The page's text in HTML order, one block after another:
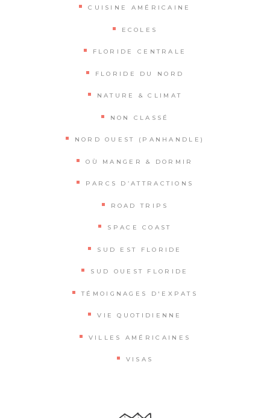
CUISINE AMÉRICAINE
ECOLES
FLORIDE CENTRALE
FLORIDE DU NORD
NATURE & CLIMAT
NON CLASSÉ
NORD OUEST (PANHANDLE)
OÙ MANGER & DORMIR
PARCS D’ATTRACTIONS
ROAD TRIPS
SPACE COAST
SUD EST FLORIDE
SUD OUEST FLORIDE
TÉMOIGNAGES D'EXPATS
VIE QUOTIDIENNE
VILLES AMÉRICAINES
VISAS